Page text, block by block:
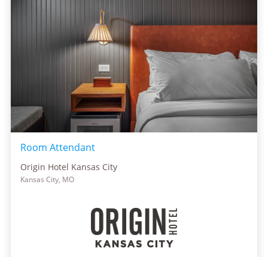
Room Attendant
Origin Hotel Kansas City
Kansas City, MO